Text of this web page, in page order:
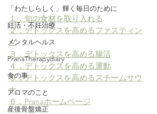
「わたしらしく」輝く毎日のために
妊活・不妊治療
メンタルヘルス
PranaTherapydiary
食の事
アロマのこと
産後骨盤矯正
１．旬の食材を取り入れる
２．デトックスを高めるファスティン
グ
３．デトックスを高める腸活
４．デトックスを高める運動
５．デトックスを高めるスチームサウ
ナ
６．Pranaホームページ